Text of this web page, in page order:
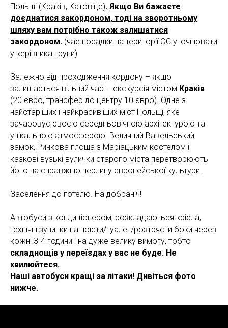
Польщі (Краків, Катовіце). Якщо Ви бажаєте
доєднатися закордоном, тоді на зворотньому
шляху вам потрібно також залишатися
закордоном. (час посадки на території ЄС уточнювати
у керівника групи)
Залежно від проходження кордону – якщо
залишається вільний час – екскурсія містом Краків
(20 євро, трансфер до центру 10 євро). Одне з
найстаріших і найкрасивіших міст Польщі, яке
зачаровує своєю середньовічною архітектурою та
унікальною атмосферою. Величний Вавельський
замок, Ринкова площа з Маріацьким костелом і
казкові вузькі вулички старого міста перетворюють
його на справжню перлину європейської культури.
Заселення до готелю. На добраніч!
Автобуси з кондиціонером, розкладаються крісла,
технічні зупинки на поїсти/туалет/розтрясти боки через
кожні 3-4 години і на дуже велику вимогу, тобто
складнощів у переїздах у вас не буде. Не
хвилюйтеся.
Наші автобуси кращі за літаки! Дивіться фото
нижче.